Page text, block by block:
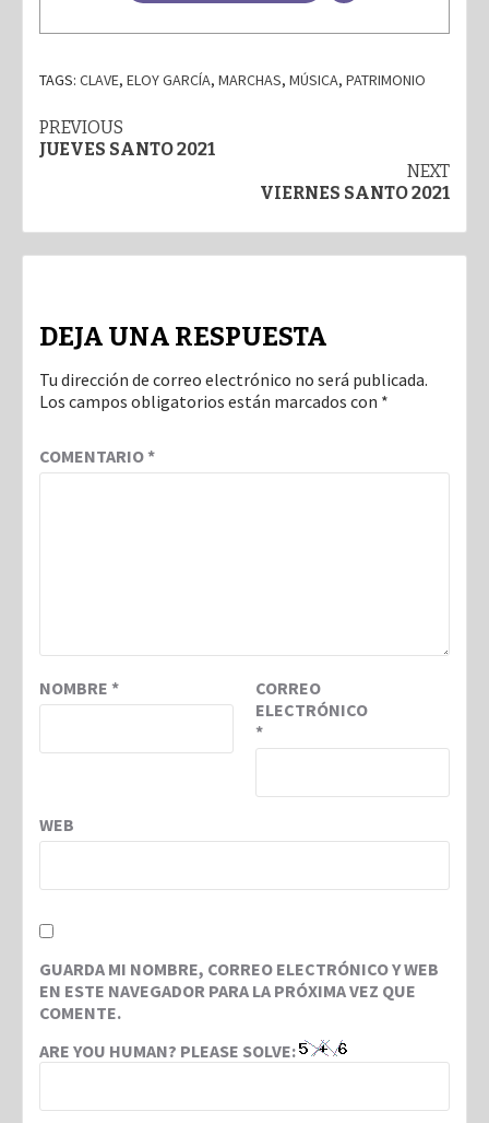
TAGS: CLAVE, ELOY GARCÍA, MARCHAS, MÚSICA, PATRIMONIO
Post
PREVIOUS
JUEVES SANTO 2021
NEXT
VIERNES SANTO 2021
DEJA UNA RESPUESTA
Tu dirección de correo electrónico no será publicada.
Los campos obligatorios están marcados con *
COMENTARIO*
NOMBRE *
CORREO
ELECTRÓNICO
*
WEB
GUARDA MI NOMBRE, CORREO ELECTRÓNICO Y WEB
EN ESTE NAVEGADOR PARA LA PRÓXIMA VEZ QUE
COMENTE.
ARE YOU HUMAN? PLEASE SOLVE: